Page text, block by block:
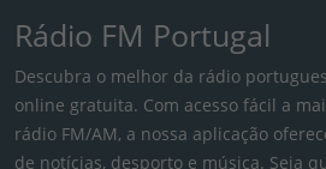
Rádio FM Portugal
Descubra o melhor da rádio
online gratuita. Com acesso fácil a
rádio FM/AM, a nossa aplicação
de notícias, desporto e música. Seja